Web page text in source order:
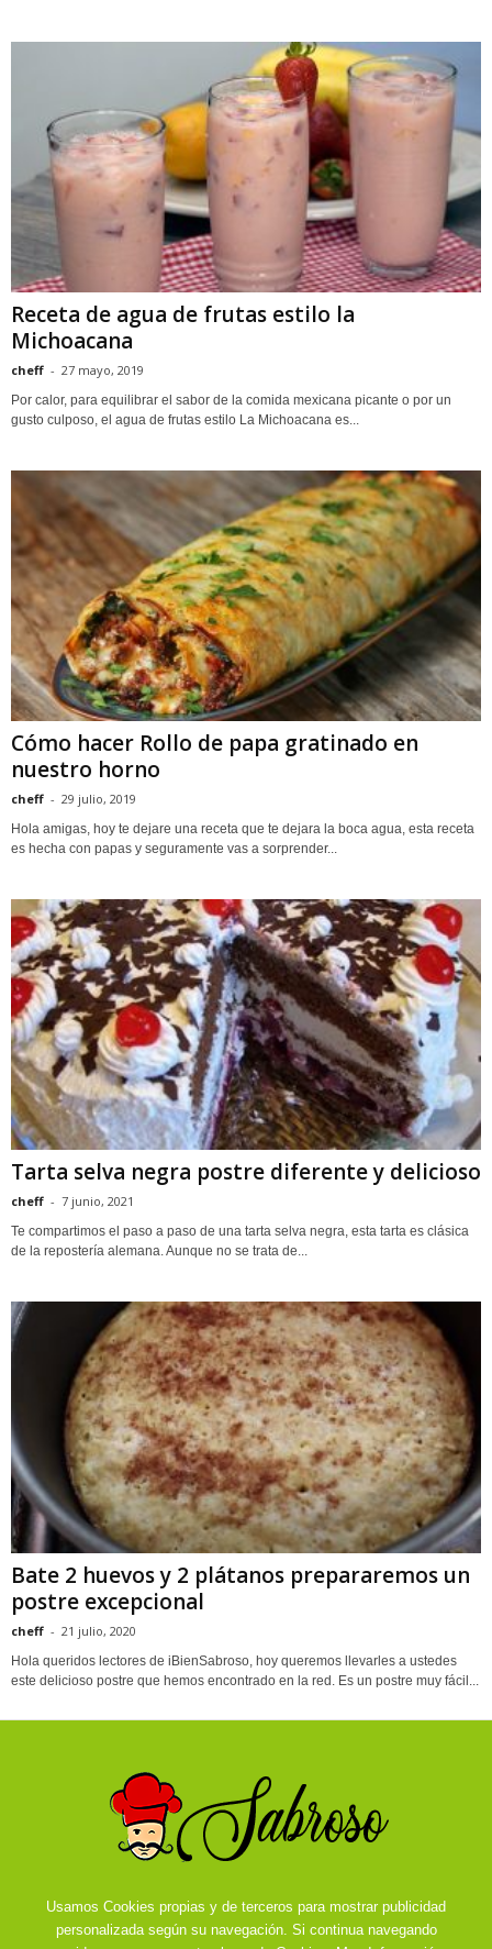
Receta de agua de frutas estilo la
Michoacana
cheff - 27 mayo, 2019
Por calor, para equilibrar el sabor de la comida mexicana picante o por un
gusto culposo, el agua de frutas estilo La Michoacana es...
Cómo hacer Rollo de papa gratinado en
nuestro horno
cheff - 29 julio, 2019
Hola amigas, hoy te dejare una receta que te dejara la boca agua, esta receta
es hecha con papas y seguramente vas a sorprender...
Tarta selva negra postre diferente y delicioso
cheff - 7 junio, 2021
Te compartimos el paso a paso de una tarta selva negra, esta tarta es clásica
de la repostería alemana. Aunque no se trata de...
Bate 2 huevos y 2 plátanos prepararemos un
postre excepcional
cheff - 21 julio, 2020
Hola queridos lectores de iBienSabroso, hoy queremos llevarles a ustedes
este delicioso postre que hemos encontrado en la red. Es un postre muy fácil...
Usamos Cookies propias y de terceros para mostrar publicidad
personalizada según su navegación. Si continua navegando